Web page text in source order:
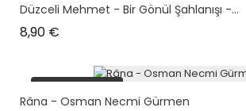
Düzceli Mehmet - Bir Gönül Şahlanışı -...
8,90 €
plus en stock
Râna - Osman Necmi Gürmen